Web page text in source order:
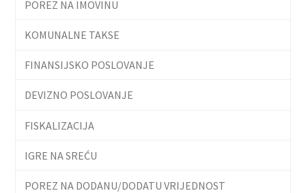
POREZ NA IMOVINU
KOMUNALNE TAKSE
FINANSIJSKO POSLOVANJE
DEVIZNO POSLOVANJE
FISKALIZACIJA
IGRE NA SREĆU
POREZ NA DODANU/DODATU VRIJEDNOST